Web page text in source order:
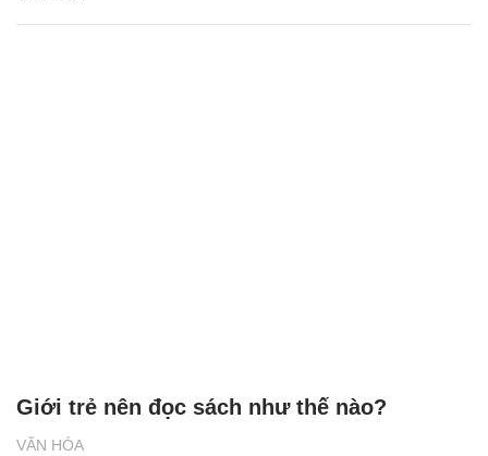
VĂN HÓA
Giới trẻ nên đọc sách như thế nào?